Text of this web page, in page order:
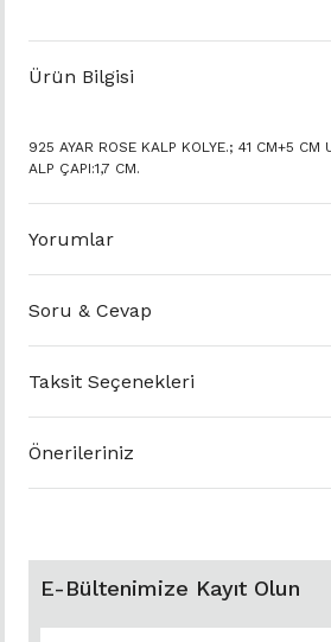
Ürün Bilgisi
925 AYAR ROSE KALP KOLYE.; 41 CM+5 CM
ALP ÇAPI:1,7 CM.
Yorumlar
Soru & Cevap
Taksit Seçenekleri
Önerileriniz
E-Bültenimize Kayıt Olun